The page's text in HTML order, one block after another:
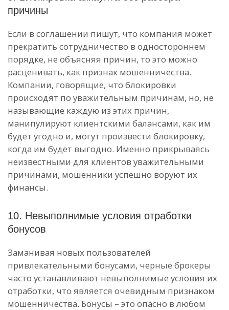
причины
Если в соглашении пишут, что компания может
прекратить сотрудничество в одностороннем
порядке, не объясняя причин, то это можно
расценивать, как признак мошенничества.
Компании, говорящие, что блокировки
происходят по уважительным причинам, но, не
называющие каждую из этих причин,
манипулируют клиентскими балансами, как им
будет угодно и, могут произвести блокировку,
когда им будет выгодно. Именно прикрываясь
неизвестными для клиентов уважительными
причинами, мошенники успешно воруют их
финансы.
10. Невыполнимые условия отработки
бонусов
Заманивая новых пользователей
привлекательными бонусами, черные брокеры
часто устанавливают невыполнимые условия их
отработки, что является очевидным признаком
мошенничества. Бонусы – это опасно в любом